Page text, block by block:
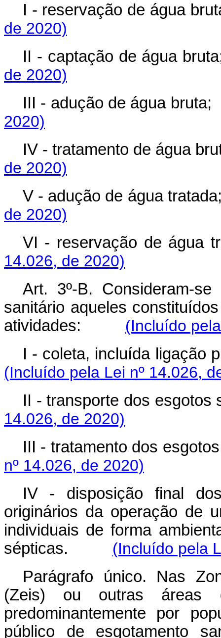
I - reservação de água
de 2020)
II - captação de água
de 2020)
III - adução de água bruta;
2020)
IV - tratamento de água
de 2020)
V - adução de água
de 2020)
VI - reservação de água
14.026, de 2020)
Art. 3º-B. Consideram-
sanitário aqueles
atividades:
(Incluído
I - coleta, incluída ligação
(Incluído pela Lei nº 14.026,
II - transporte dos esgotos
14.026, de 2020)
III - tratamento dos
nº 14.026, de 2020)
IV - disposição final
originários da operação de
individuais de forma
sépticas.
(Incluído pela
Parágrafo único. Nas
(Zeis) ou outras áreas
predominantemente por
público de esgotamento